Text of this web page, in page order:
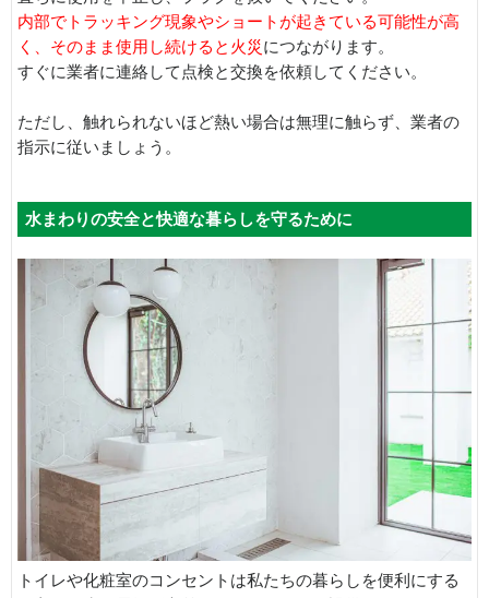
内部でトラッキング現象やショートが起きている可能性が高
く、そのまま使用し続けると火災につながります。
すぐに業者に連絡して点検と交換を依頼してください。
ただし、触れられないほど熱い場合は無理に触らず、業者の
指示に従いましょう。
水まわりの安全と快適な暮らしを守るために
トイレや化粧室のコンセントは私たちの暮らしを便利にする